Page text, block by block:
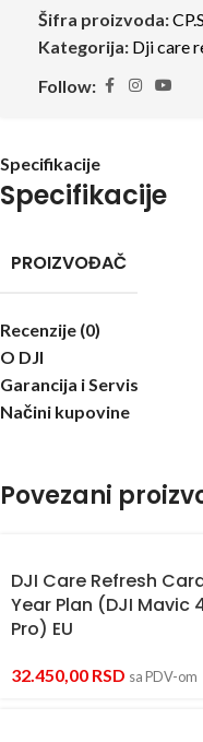
Šifra proizvoda:
Kategorija: Dji care
Follow:
Specifikacije
Specifikacije
PROIZVOĐAČ
Recenzije (0)
O DJI
Garancija i Servis
Načini kupovine
Povezani
DJI Care Refresh
Year Plan (DJI Mavic
Pro) EU
32.450,00 RSD sa PDV-om